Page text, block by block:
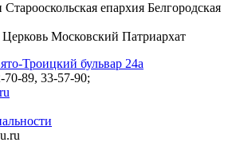
Старооскольская епархия Белгородская
Церковь Московский Патриархат
Троицкий бульвар 24а
70-89, 33-57-90;